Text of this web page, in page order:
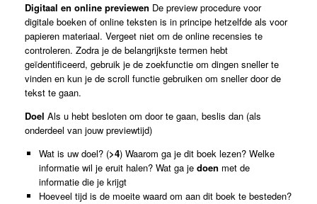
Digitaal en online previewen De preview procedure voor
digitale boeken of online teksten is in principe hetzelfde als voor
papieren materiaal. Vergeet niet om de online recensies te
controleren. Zodra je de belangrijkste termen hebt
geïdentificeerd, gebruik je de zoekfunctie om dingen sneller te
vinden en kun je de scroll functie gebruiken om sneller door de
tekst te gaan.
Doel Als u hebt besloten om door te gaan, beslis dan (als
onderdeel van jouw previewtijd)
Wat is uw doel? (>4) Waarom ga je dit boek lezen? Welke
informatie wil je eruit halen? Wat ga je doen met de
informatie die je krijgt
Hoeveel tijd is de moeite waard om aan dit boek te besteden?